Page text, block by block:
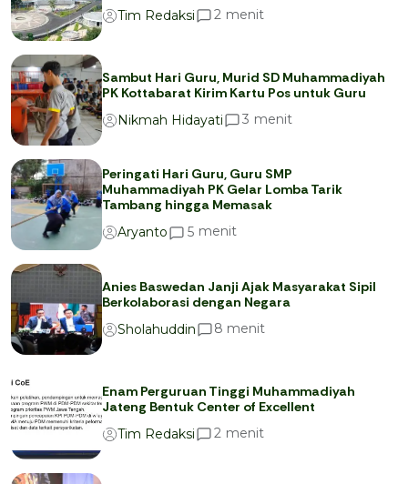
Tim Redaksi
2 menit
Sambut Hari Guru, Murid SD Muhammadiyah
PK Kottabarat Kirim Kartu Pos untuk Guru
Nikmah Hidayati
3 menit
Peringati Hari Guru, Guru SMP
Muhammadiyah PK Gelar Lomba Tarik
Tambang hingga Memasak
Aryanto
5 menit
Anies Baswedan Janji Ajak Masyarakat Sipil
Berkolaborasi dengan Negara
Sholahuddin
8 menit
Enam Perguruan Tinggi Muhammadiyah
Jateng Bentuk Center of Excellent
Tim Redaksi
2 menit